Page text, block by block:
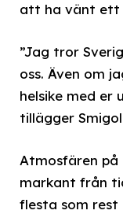
att ha vänt ett
”Jag tror
oss. Även om
helsike med er
tillägger
Atmosfären på
markant från
flesta som